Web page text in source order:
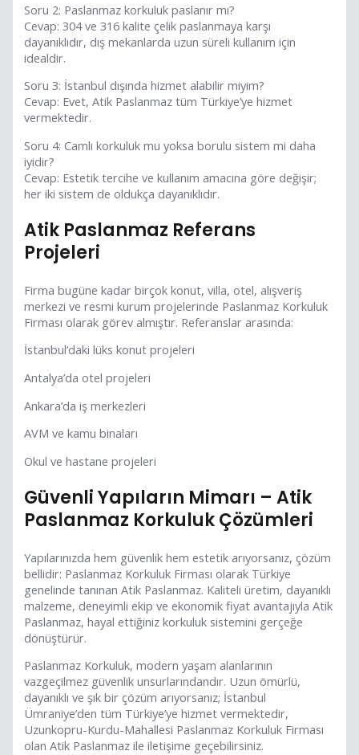
Soru 2: Paslanmaz korkuluk paslanır mı?
Cevap: 304 ve 316 kalite çelik paslanmaya karşı
dayanıklıdır, dış mekanlarda uzun süreli kullanım için
idealdir.
Soru 3: İstanbul dışında hizmet alabilir miyim?
Cevap: Evet, Atik Paslanmaz tüm Türkiye’ye hizmet
vermektedir.
Soru 4: Camlı korkuluk mu yoksa borulu sistem mi daha
iyidir?
Cevap: Estetik tercihe ve kullanım amacına göre değişir;
her iki sistem de oldukça dayanıklıdır.
Atik Paslanmaz Referans
Projeleri
Firma bugüne kadar birçok konut, villa, otel, alışveriş
merkezi ve resmi kurum projelerinde Paslanmaz Korkuluk
Firması olarak görev almıştır. Referanslar arasında:
İstanbul’daki lüks konut projeleri
Antalya’da otel projeleri
Ankara’da iş merkezleri
AVM ve kamu binaları
Okul ve hastane projeleri
Güvenli Yapıların Mimarı – Atik
Paslanmaz Korkuluk Çözümleri
Yapılarınızda hem güvenlik hem estetik arıyorsanız, çözüm
bellidir: Paslanmaz Korkuluk Firması olarak Türkiye
genelinde tanınan Atik Paslanmaz. Kaliteli üretim, dayanıklı
malzeme, deneyimli ekip ve ekonomik fiyat avantajıyla Atik
Paslanmaz, hayal ettiğiniz korkuluk sistemini gerçeğe
dönüştürür.
Paslanmaz Korkuluk, modern yaşam alanlarının
vazgeçilmez güvenlik unsurlarındandır. Uzun ömürlü,
dayanıklı ve şık bir çözüm arıyorsanız; İstanbul
Ümraniye’den tüm Türkiye’ye hizmet vermektedir,
Uzunkopru-Kurdu-Mahallesi Paslanmaz Korkuluk Firması
olan Atik Paslanmaz ile iletişime geçebilirsiniz.